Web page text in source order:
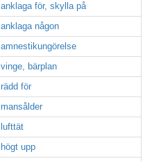
anklaga för, skylla på
anklaga någon
amnestikungörelse
vinge, bärplan
rädd för
mansålder
lufttät
högt upp